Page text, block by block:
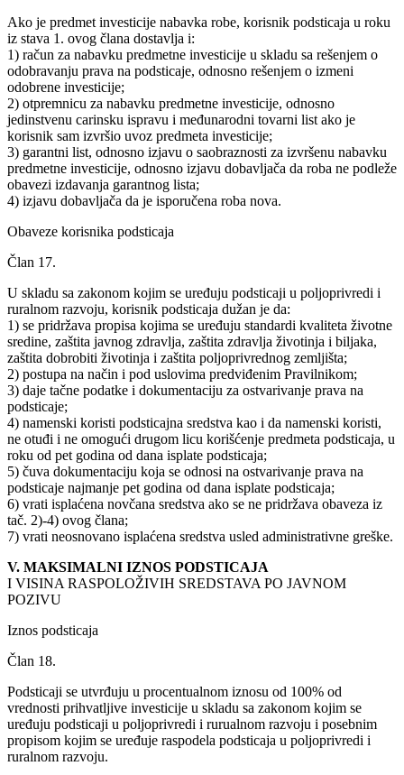
Ako je predmet investicije nabavka robe, korisnik podsticaja u roku
iz stava 1. ovog člana dostavlja i:
1) račun za nabavku predmetne investicije u skladu sa rešenjem o
odobravanju prava na podsticaje, odnosno rešenjem o izmeni
odobrene investicije;
2) otpremnicu za nabavku predmetne investicije, odnosno
jedinstvenu carinsku ispravu i međunarodni tovarni list ako je
korisnik sam izvršio uvoz predmeta investicije;
3) garantni list, odnosno izjavu o saobraznosti za izvršenu nabavku
predmetne investicije, odnosno izjavu dobavljača da roba ne podleže
obavezi izdavanja garantnog lista;
4) izjavu dobavljača da je isporučena roba nova.
Obaveze korisnika podsticaja
Član 17.
U skladu sa zakonom kojim se uređuju podsticaji u poljoprivredi i
ruralnom razvoju, korisnik podsticaja dužan je da:
1) se pridržava propisa kojima se uređuju standardi kvaliteta životne
sredine, zaštita javnog zdravlja, zaštita zdravlja životinja i biljaka,
zaštita dobrobiti životinja i zaštita poljoprivrednog zemljišta;
2) postupa na način i pod uslovima predviđenim Pravilnikom;
3) daje tačne podatke i dokumentaciju za ostvarivanje prava na
podsticaje;
4) namenski koristi podsticajna sredstva kao i da namenski koristi,
ne otuđi i ne omogući drugom licu korišćenje predmeta podsticaja, u
roku od pet godina od dana isplate podsticaja;
5) čuva dokumentaciju koja se odnosi na ostvarivanje prava na
podsticaje najmanje pet godina od dana isplate podsticaja;
6) vrati isplaćena novčana sredstva ako se ne pridržava obaveza iz
tač. 2)-4) ovog člana;
7) vrati neosnovano isplaćena sredstva usled administrativne greške.
V. MAKSIMALNI IZNOS PODSTICAJA
I VISINA RASPOLOŽIVIH SREDSTAVA PO JAVNOM
POZIVU
Iznos podsticaja
Član 18.
Podsticaji se utvrđuju u procentualnom iznosu od 100% od
vrednosti prihvatljive investicije u skladu sa zakonom kojim se
uređuju podsticaji u poljoprivredi i rurualnom razvoju i posebnim
propisom kojim se uređuje raspodela podsticaja u poljoprivredi i
ruralnom razvoju.